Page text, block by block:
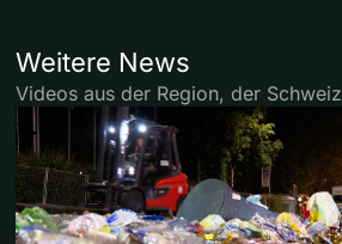
Weitere News
Videos aus der Region, der